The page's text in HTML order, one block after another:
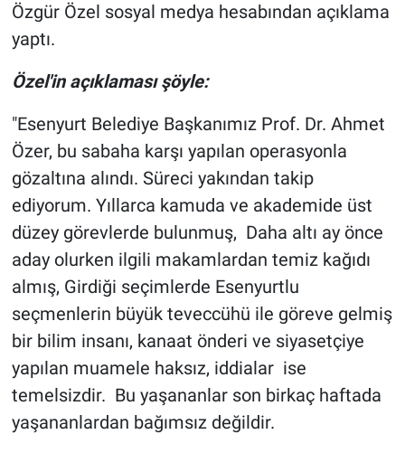
Özgür Özel sosyal medya hesabından açıklama
yaptı.
Özel'in açıklaması şöyle:
"Esenyurt Belediye Başkanımız Prof. Dr. Ahmet
Özer, bu sabaha karşı yapılan operasyonla
gözaltına alındı. Süreci yakından takip
ediyorum. Yıllarca kamuda ve akademide üst
düzey görevlerde bulunmuş, Daha altı ay önce
aday olurken ilgili makamlardan temiz kağıdı
almış, Girdiği seçimlerde Esenyurtlu
seçmenlerin büyük teveccühü ile göreve gelmiş
bir bilim insanı, kanaat önderi ve siyasetçiye
yapılan muamele haksız, iddialar ise
temelsizdir. Bu yaşananlar son birkaç haftada
yaşananlardan bağımsız değildir.
Koronavirüs
Ne demişti
Nedir
Popüler
Programlar
Sağlık
Spor
Teknoloji
Türkiye'nin Geleceği